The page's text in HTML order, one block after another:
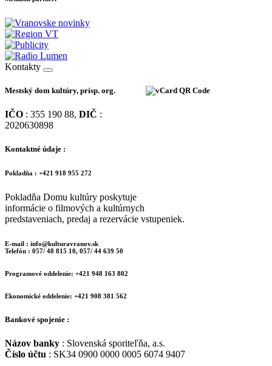
Kontakty
Mestský dom kultúry, prísp. org.
IČO : 355 190 88, DIČ :
2020630898
Kontaktné údaje :
Pokladňa : +421 918 955 272
Pokladňa Domu kultúry poskytuje
informácie o filmových a kultúrnych
predstaveniach, predaj a rezervácie vstupeniek.
E-mail : info@kulturavranov.sk
Telefón : 057/ 48 815 10, 057/ 44 639 50
Programové oddelenie: +421 948 163 802
Ekonomické oddelenie: +421 908 381 562
Bankové spojenie :
Názov banky : Slovenská sporiteľňa, a.s.
Číslo účtu : SK34 0900 0000 0005 6074 9407